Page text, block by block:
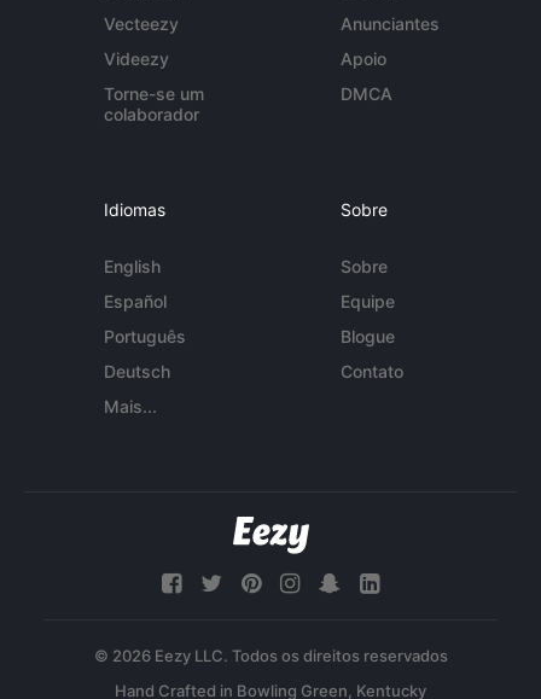
Vecteezy
Videezy
Torne-se um
colaborador
Anunciantes
Apoio
DMCA
Idiomas
English
Español
Português
Deutsch
Mais...
Sobre
Sobre
Equipe
Blogue
Contato
© 2026 Eezy LLC. Todos os direitos reservados